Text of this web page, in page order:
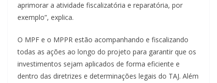
aprimorar a atividade fiscalizatória e reparatória, por
exemplo”, explica.
O MPF e o MPPR estão acompanhando e fiscalizando
todas as ações ao longo do projeto para garantir que os
investimentos sejam aplicados de forma eficiente e
dentro das diretrizes e determinações legais do TAJ. Além